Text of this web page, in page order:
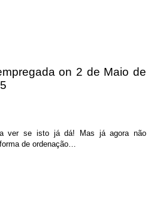
on 2 de Maio de
ver se isto já dá! Mas já agora não
de ordenação…